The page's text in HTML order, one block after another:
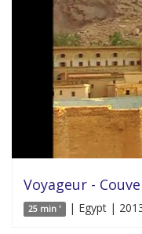
Voyageur -
25 min ' | Egypt |